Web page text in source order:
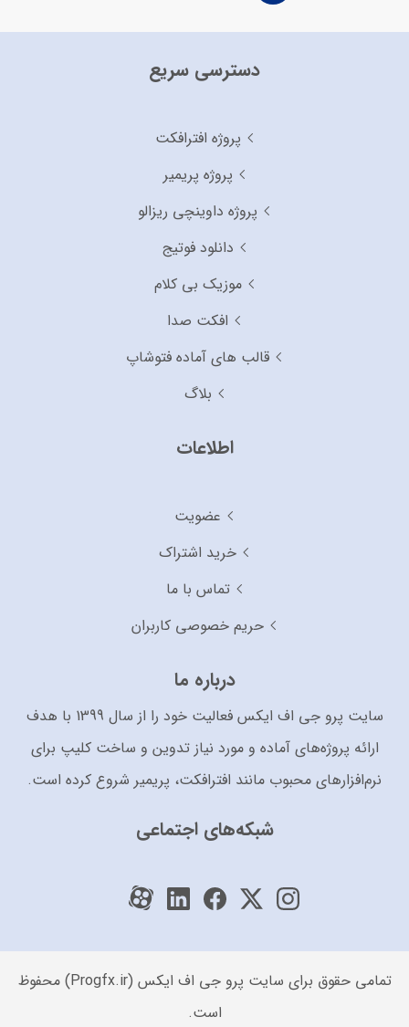
دسترسی سریع
پروژه افترافکت
پروژه پریمیر
پروژه داوینچی ریزالو
دانلود فوتیج
موزیک بی کلام
افکت صدا
قالب های آماده فتوشاپ
بلاگ
اطلاعات
عضویت
خرید اشتراک
تماس با ما
حریم خصوصی کاربران
درباره ما
سایت پرو جی اف ایکس فعالیت خود را از سال 1399 با هدف
ارائه پروژه‌های آماده و مورد نیاز تدوین و ساخت کلیپ برای
نرم‌افزارهای محبوب مانند افترافکت، پریمیر شروع کرده است.
شبکه‌های اجتماعی
تمامی حقوق برای سایت پرو جی اف ایکس (Progfx.ir) محفوظ
است.